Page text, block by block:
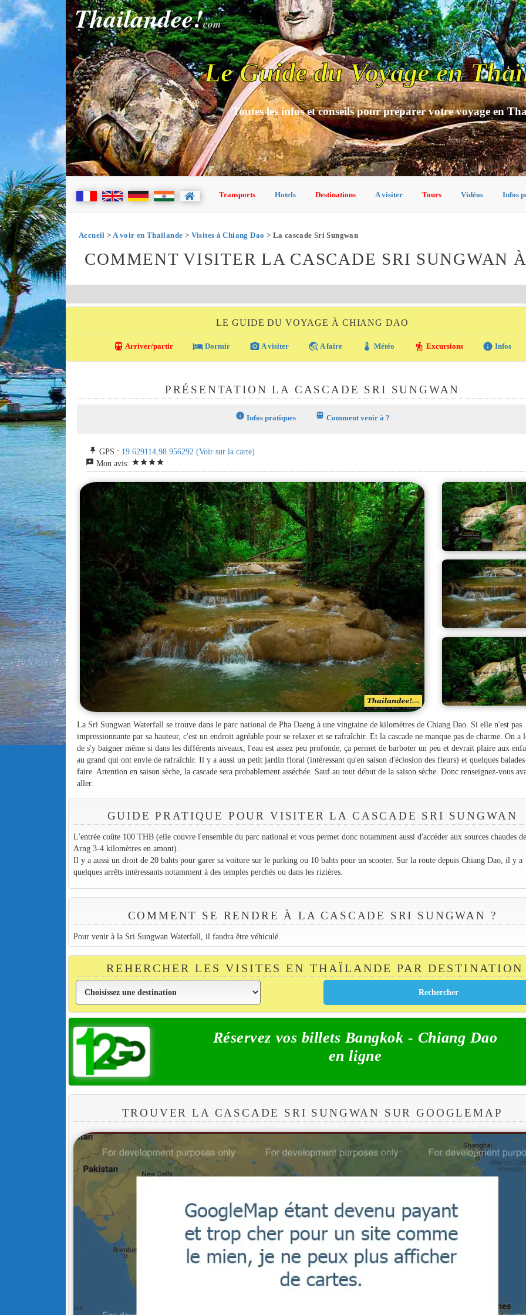
Thailandee!com
Le Guide du Voyage en
Toutes les infos et conseils pour préparer votre voyage en
Transports Hotels Destinations A visiter Tours Vidéos Infos
Accueil > A voir en Thaïlande > Visites à Chiang Dao > La cascade Sri Sungwan
COMMENT VISITER LA CASCADE SRI SUNGWAN
LE GUIDE DU VOYAGE À CHIANG DAO
directions_transit Arriver/partir local_hotel Dormir photo_camera A visiter travel_explore A faire thermostat Météo hiking Excursions info Infos
PRÉSENTATION LA CASCADE SRI SUNGWAN
info Infos pratiques train Comment venir à ?
push_pin GPS : 19.629114,98.956292 (Voir sur la carte)
reviews Mon avis: starstarstarstar
La Sri Sungwan Waterfall se trouve dans le parc national de Pha Daeng à une vingtaine de kilomètres de Chiang Dao. Si elle n'est pas
impressionnante par sa hauteur, c'est un endroit agréable pour se relaxer et se rafraîchir. Et la cascade ne manque pas de charme. On a
de s'y baigner même si dans les différents niveaux, l'eau est assez peu profonde, ça permet de barboter un peu et devrait plaire aux
au grand qui ont envie de rafraîchir. Il y a aussi un petit jardin floral (intéressant qu'en saison d'éclosion des fleurs) et quelques balades
faire. Attention en saison sèche, la cascade sera probablement asséchée. Sauf au tout début de la saison sèche. Donc renseignez-vous
aller.
GUIDE PRATIQUE POUR VISITER LA CASCADE SRI SUNGWAN
L'entrée coûte 100 THB (elle couvre l'ensemble du parc national et vous permet donc notamment aussi d'accéder aux sources chaudes
Arng 3-4 kilomètres en amont).
Il y a aussi un droit de 20 bahts pour garer sa voiture sur le parking ou 10 bahts pour un scooter. Sur la route depuis Chiang Dao, il y a
quelques arrêts intéressants notamment à des temples perchés ou dans les rizières.
COMMENT SE RENDRE À LA CASCADE SRI SUNGWAN ?
Pour venir à la Sri Sungwan Waterfall, il faudra être véhiculé.
REHERCHER LES VISITES EN THAÏLANDE PAR DESTINATION
Réservez vos billets Bangkok - Chiang Dao
en ligne
TROUVER LA CASCADE SRI SUNGWAN SUR GOOGLEMAP